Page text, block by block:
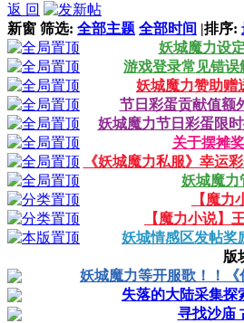
返 回
新窗 筛选: 全部主题 全部时间 |排序:
妖城魔力设
游戏登录常见错误
妖城魔力赞助赠
节日彩蛋贡献值额
妖城魔力节日彩蛋限
关于摆摊
《妖城魔力私服》幸运
妖城魔力
【魔力
【魔力小说】
妖城情感区发帖奖
版
妖城魔力等开服歌！！《
失落的大陆采集探
寻找沙庙